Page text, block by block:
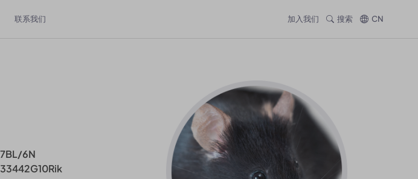
联系我们 加入我们 搜索 CN
6N